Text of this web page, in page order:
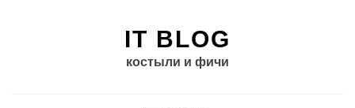
IT BLOG
костыли и фичи